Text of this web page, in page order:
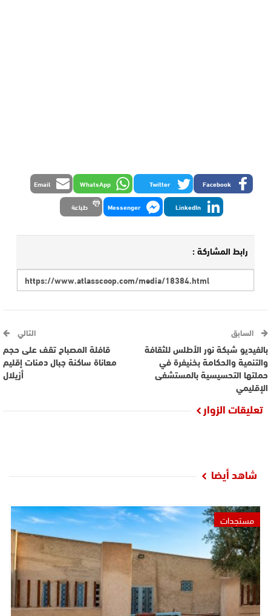
Facebook
Twitter
WhatsApp
Email
LinkedIn
Messenger طباعة
رابط المشاركة :
السابق
بالفيديو شبكة نور الأطلس للثقافة
والتنمية والحكامة بخنيفرة في
حملتها التحسيسية بالمستشفى
الإقليمي
التالي
قافلة المصباح تقف على حجم
معاناة ساكنة جبال دمنات إقليم
أزيلال
تعليقات الزوار
شاهد أيضا
مستجدات